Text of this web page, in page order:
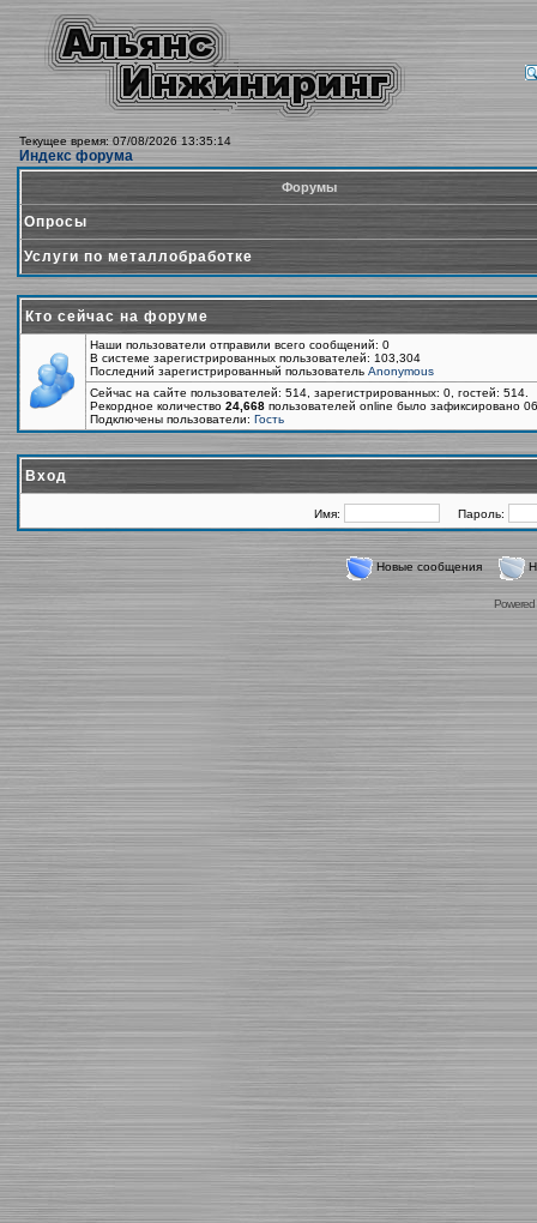
Текущее время: 07/08/2026 13:35:14
Индекс форума
Форумы
Опросы
Услуги по металлобработке
Кто сейчас на форуме
Наши пользователи отправили всего сообщений: 0
В системе зарегистрированных пользователей: 103,304
Последний зарегистрированный пользователь Anonymous
Сейчас на сайте пользователей: 514, зарегистрированных: 0, гостей:
Рекордное количество 24,668 пользователей online было зафиксировано
Подключены пользователи: Гость
Вход
Имя: Пароль:
Новые сообщения